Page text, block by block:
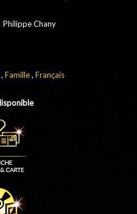
Chany
,Famille,Français